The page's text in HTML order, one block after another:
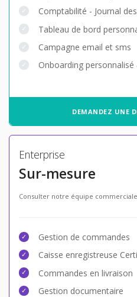
Comptabilité - Journal
Tableau de bord
Campagne email et sms
Onboarding
DEMANDEZ UNE
Enterprise
Sur-mesure
Consulter notre équipe commerciale
Gestion de commandes
Caisse enregistreuse
Commandes en livraison
Gestion documentaire